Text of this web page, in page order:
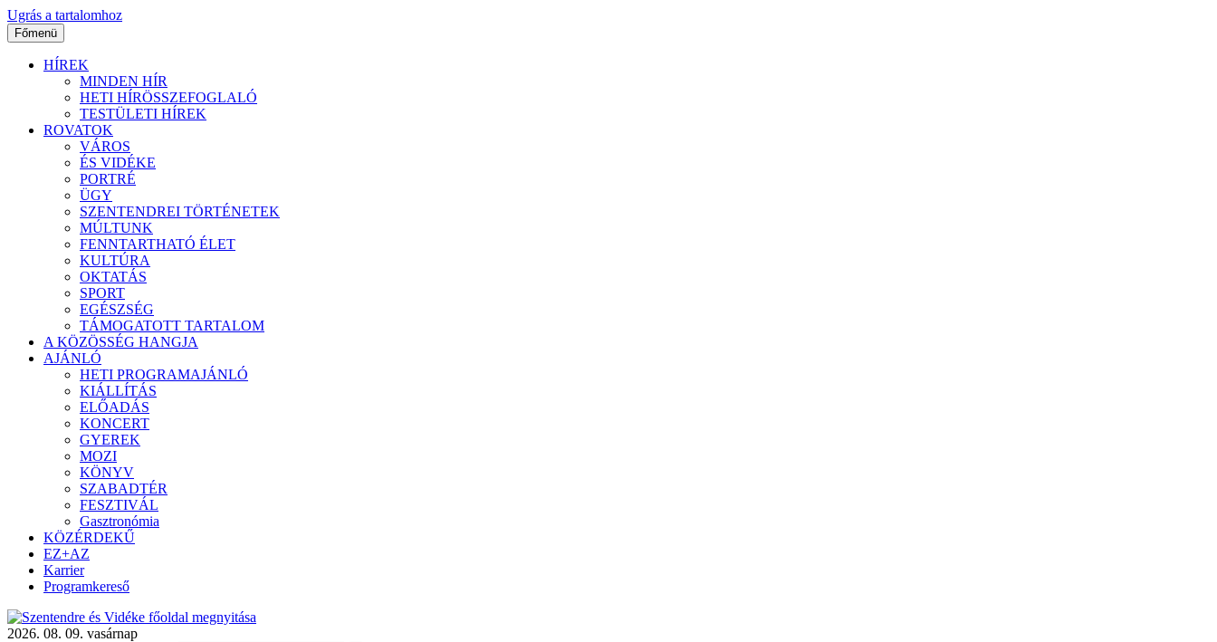
Ugrás a tartalomhoz
Főmenü
HÍREK
MINDEN HÍR
HETI HÍRÖSSZEFOGLALÓ
TESTÜLETI HÍREK
ROVATOK
VÁROS
ÉS VIDÉKE
PORTRÉ
ÜGY
SZENTENDREI TÖRTÉNETEK
MÚLTUNK
FENNTARTHATÓ ÉLET
KULTÚRA
OKTATÁS
SPORT
EGÉSZSÉG
TÁMOGATOTT TARTALOM
A KÖZÖSSÉG HANGJA
AJÁNLÓ
HETI PROGRAMAJÁNLÓ
KIÁLLÍTÁS
ELŐADÁS
KONCERT
GYEREK
MOZI
KÖNYV
SZABADTÉR
FESZTIVÁL
Gasztronómia
KÖZÉRDEKŰ
EZ+AZ
Karrier
Programkereső
2026. 08. 09. vasárnap